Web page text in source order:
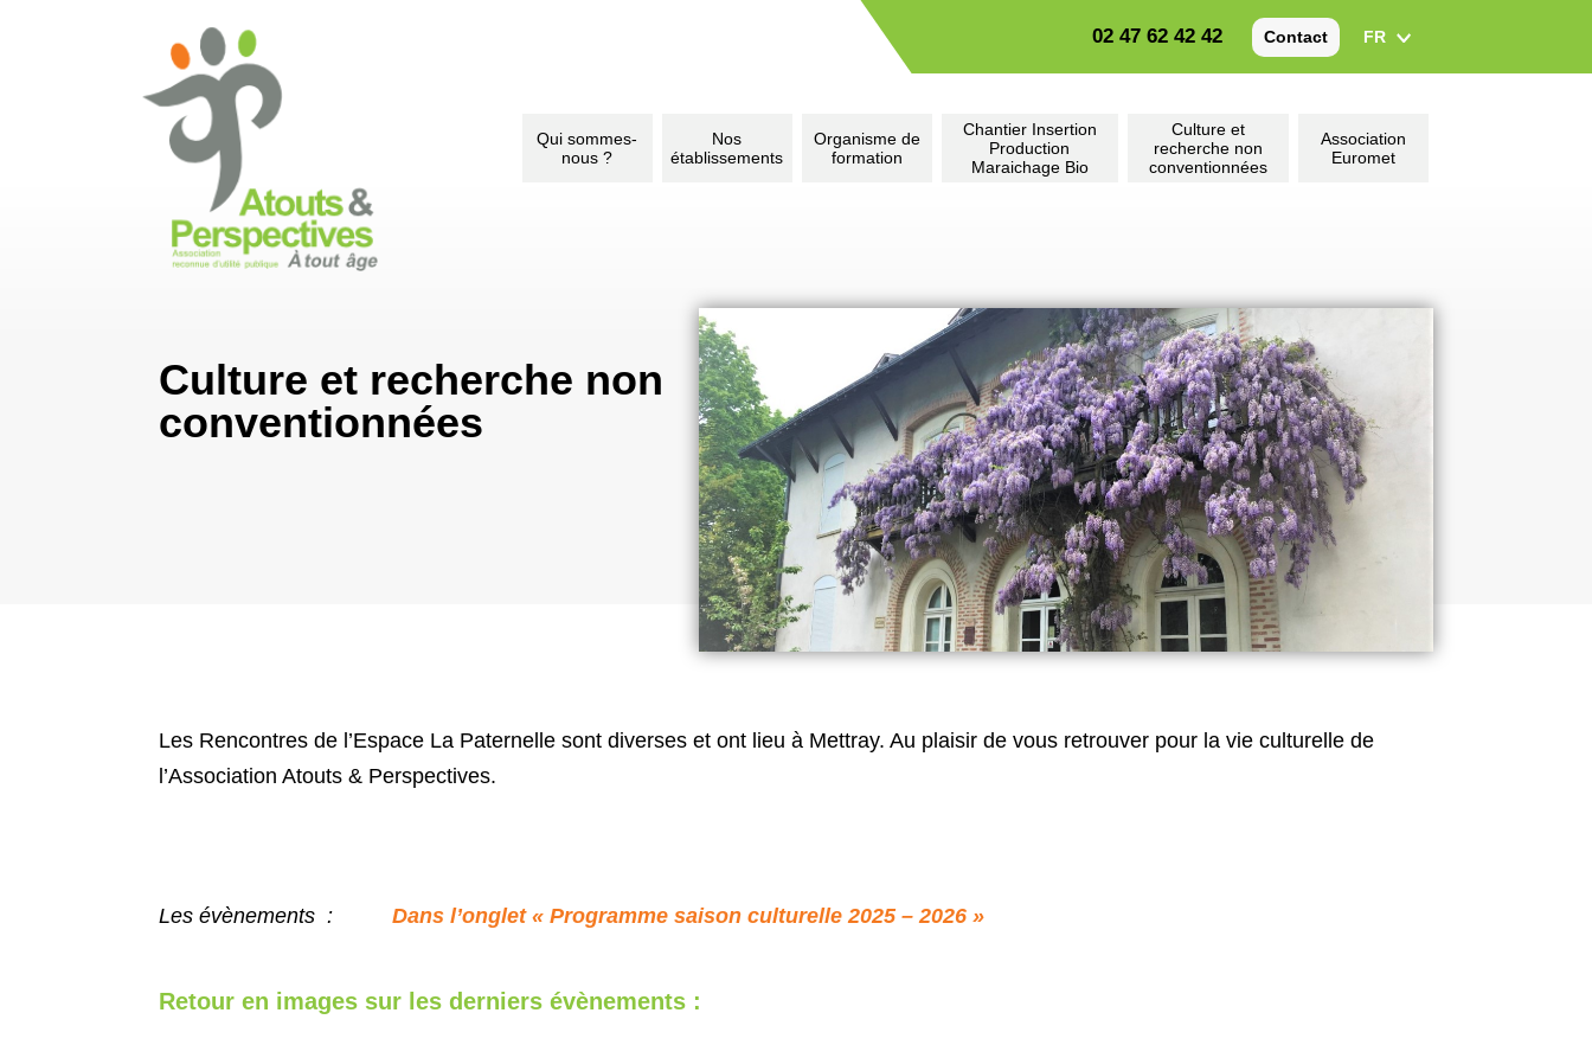
02 47 62 42 42 Contact FR
Qui sommes-
nous ?
Nos
établissements
Organisme de
formation
Chantier Insertion
Production
Maraichage Bio
Culture et
recherche non
conventionnées
Association
Euromet
Culture et recherche non
conventionnées
Les Rencontres de l’Espace La Paternelle sont diverses et ont lieu à Mettray. Au plaisir de vous retrouver pour la vie culturelle de
l’Association Atouts & Perspectives.
Les évènements : Dans l’onglet « Programme saison culturelle 2025 – 2026 »
Retour en images sur les derniers évènements :